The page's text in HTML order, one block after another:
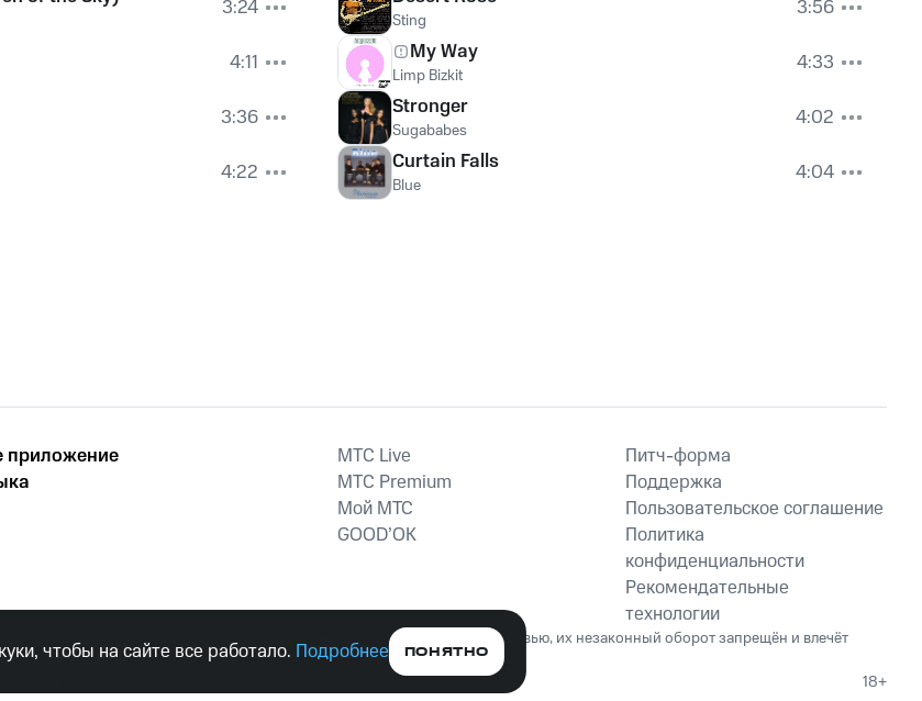
3:24
4:11
3:36
4:22
Sting
3:56
My Way
Limp Bizkit
4:33
Stronger
Sugababes
4:02
Curtain Falls
Blue 4:04
приложение
MTС Live
MTС Premium
Мой МТС
GOOD’OK
Питч-форма
Поддержка
Пользовательское соглашение
Политика
конфиденциальности
Рекомендательные
технологии
средств, психотропных веществ, их аналогов причиняет вред здоровью, их незаконный оборот запрещён и влечёт
ответственность.
18+
чтобы на сайте все работало. Подробнее ПОНЯТНО